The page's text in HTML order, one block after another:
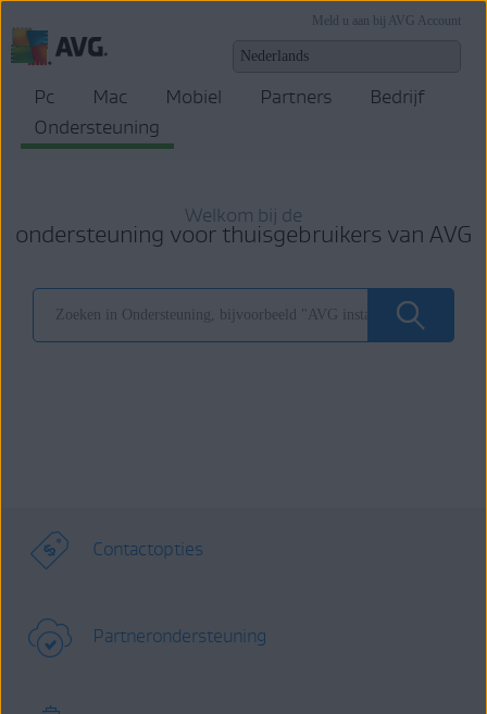
Meld u aan bij AVG Account
Pc Mac Mobiel Partners
Bedrijf
Ondersteuning
Welkom bij de
ondersteuning voor thuisgebruikers van AVG
Contactopties
Partnerondersteuning